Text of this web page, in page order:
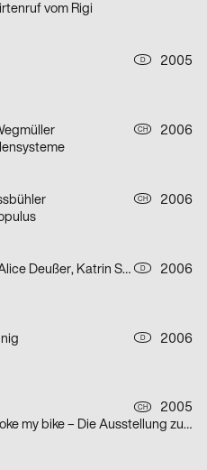
vom Rigi
D
2005
CH
2006
CH
2006
Jörg Baumann, Alice Deußer, Katrin Schacke D
2006
D
2006
CH
2005
DBMB daddy broke my bike – Die Ausstellung zum Buch